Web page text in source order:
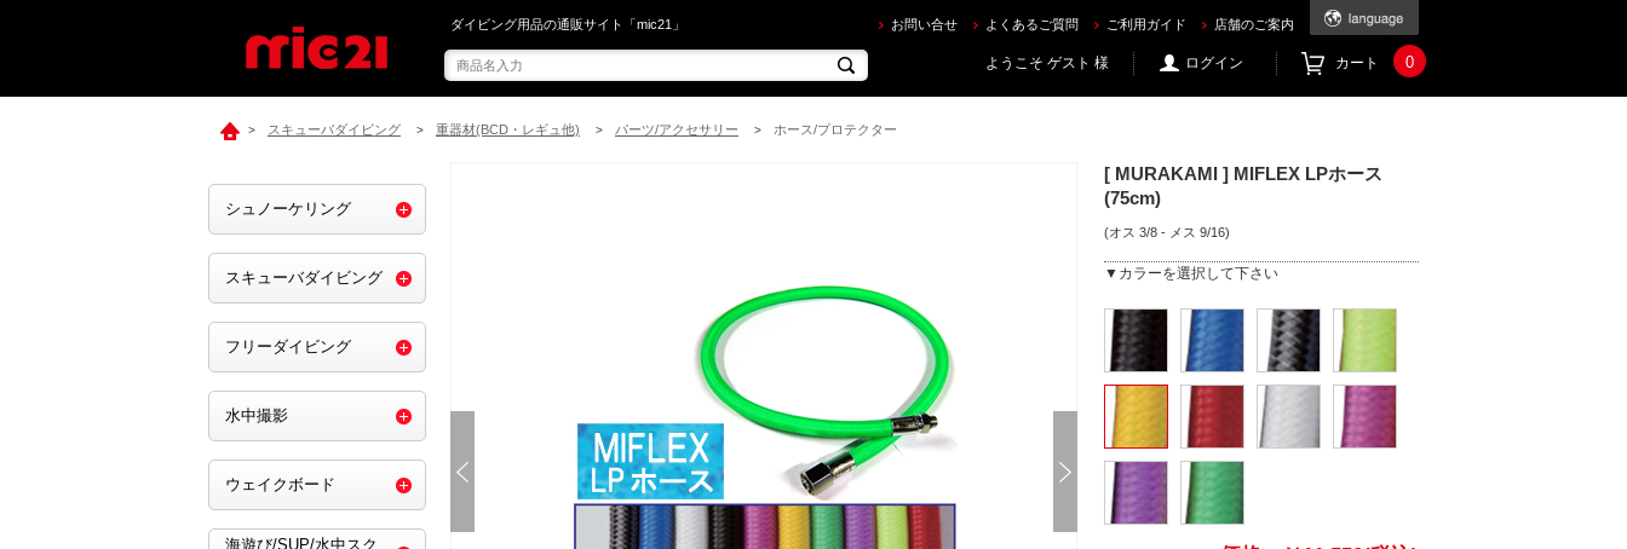
mic21で[ MURAKAMI ] MIFLEX LPホース (75cm) を買うならec.mic21.com
ダイビング用品の通販サイト「mic21」 お問い合せ よくあるご質問 ご利用ガイド 店舗のご案内
ようこそ ゲスト 様 ログイン カート 0
> スキューバダイビング > 重器材(BCD・レギュ他) > パーツ/アクセサリー > ホース/プロテクター
[ MURAKAMI ] MIFLEX LPホース
(75cm)
(オス 3/8 - メス 9/16)
▼カラーを選択して下さい
シュノーケリング
スキューバダイビング
フリーダイビング
水中撮影
ウェイクボード
海遊び/SUP/水中スク